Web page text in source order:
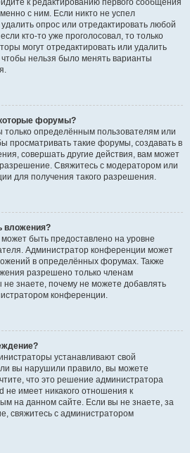
к редактированию первого сообщения
с ним. Если никто не успел
опрос или отредактировать любой
кто-то уже проголосовал, то только
могут отредактировать или удалить
нельзя было менять варианты
форумы?
определённым пользователям или
просматривать такие форумы, создавать в
совершать другие действия, вам может
Свяжитесь с модератором или
для получения такого разрешения.
вложения?
быть предоставлено на уровне
Администратор конференции может
в определённых форумах. Также
разрешено только членам
знаете, почему не можете добавлять
конференции.
устанавливают свой
вы нарушили правило, вы можете
что это решение администратора
имеет никакого отношения к
на данном сайте. Если вы не знаете, за
свяжитесь с администратором